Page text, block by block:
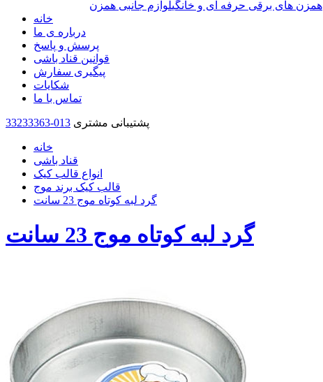
همزن های برقی حرفه ای و خانگیلوازم جانبی همزن
خانه
درباره ی ما
پرسش و پاسخ
قوانین قناد باشی
پیگیری سفارش
شکایات
تماس با ما
33233363-013 پشتیبانی مشتری
خانه
قناد باشی
انواع قالب کیک
قالب کیک برند موج
گرد لبه کوتاه موج 23 سانت
گرد لبه کوتاه موج 23 سانت